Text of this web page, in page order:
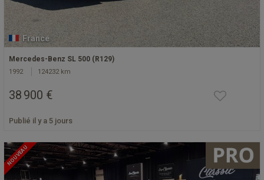
France
Mercedes-Benz SL 500 (R129)
1992 124232 km
38 900 €
Publié il y a 5 jours
NOUVEAU